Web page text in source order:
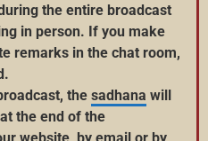
the entire broadcast
in person. If you make
remarks in the chat room,
the sadhana will
the end of the